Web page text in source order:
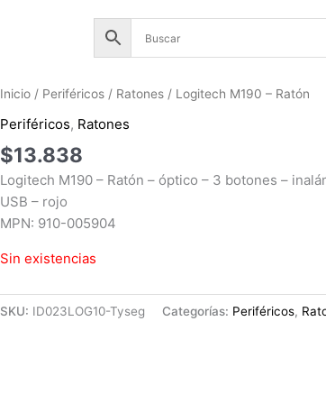
Inicio / Periféricos / Ratones / Logitech M190 – Ratón
Periféricos, Ratones
$13.838
Logitech M190 – Ratón – óptico – 3 botones –
USB – rojo
MPN: 910-005904
Sin existencias
SKU: ID023LOG10-Tyseg Categorías: Periféricos,